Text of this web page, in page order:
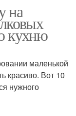
на
кухню
маленькой
красиво. Вот 10
нужного